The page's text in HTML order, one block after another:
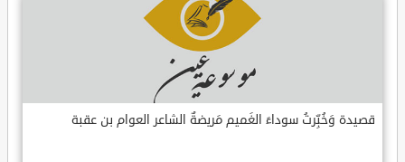
قصيدة وَخُبِّرتُ سوداءَ الغَميم مَريضةٌ الشاعر العوام بن عقبة